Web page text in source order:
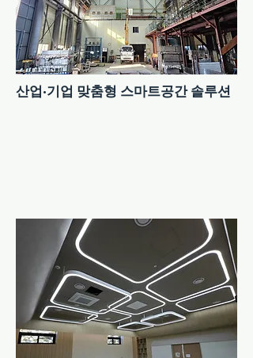
산업·기업 맞춤형 스마트공간 솔루션